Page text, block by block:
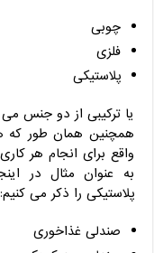
چوبی
فلزی
پلاستیکی
یا ترکیبی از دو جنس می
همچنین همان طور که
واقع برای انجام هر
به عنوان مثال در
پلاستیکی را ذکر می کنیم:
صندلی غذاخوری